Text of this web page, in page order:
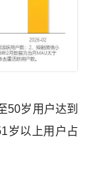
50岁用户达到
岁以上用户占